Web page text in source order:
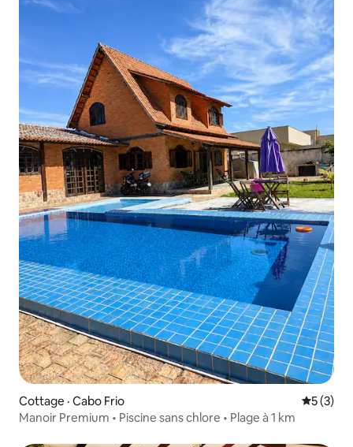
Cottage · Cabo Frio Note
5 (3)
Manoir Premium • Piscine sans chlore • Plage à 1 km